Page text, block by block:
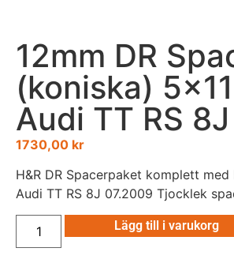
12mm DR
(koniska)
Audi TT RS
1730,00 kr
H&R DR Spacerpaket komplett
Audi TT RS 8J 07.2009 Tjocklek
Lägg till i varukorg